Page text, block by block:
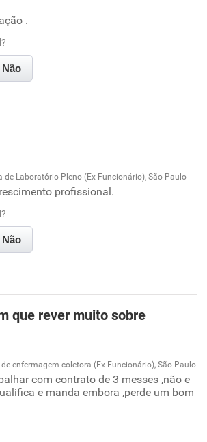
vida familiar
a diretoria
.
Não
empresa
a diretoria
Laboratório Pleno (Ex-Funcionário), São Paulo
profissional.
Não
que rever muito sobre
enfermagem coletora (Ex-Funcionário), São Paulo
com contrato de 3 messes ,não e
e manda embora ,perde um bom